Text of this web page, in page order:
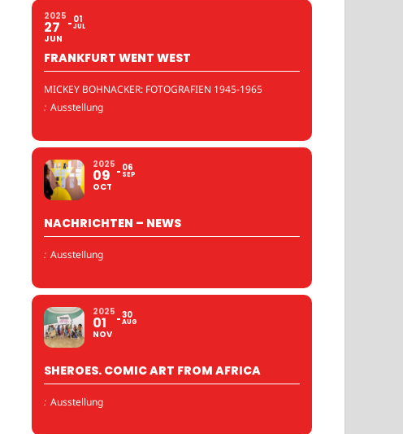
2025
27
JUN
01
JUL
FRANKFURT WENT WEST
MICKEY BOHNACKER: FOTOGRAFIEN 1945-1965
: Ausstellung
2025
09
OCT
06
SEP
NACHRICHTEN – NEWS
: Ausstellung
2025
01
NOV
30
AUG
SHEROES. COMIC ART FROM AFRICA
: Ausstellung